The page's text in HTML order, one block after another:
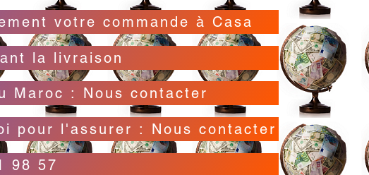
votre commande à Casa
la livraison
Maroc : Nous contacter
Possibilité de déclarer la valeur de l'envoi pour l'assurer : Nous contacter
98 57